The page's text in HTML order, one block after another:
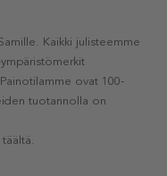
Kaikki julisteemme
ovat 100-
tuotannolla on